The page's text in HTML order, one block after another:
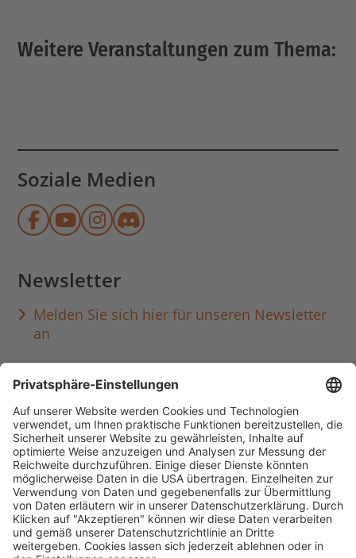
Weitere Veranstaltungen zum Thema:
Soziale Medien
Münchner Stadtbibliothek auf
Münchner Stadtbibliothek auf
Münchner Stadtbibliothek
Münchner
Newsletter
Melden Sie sich hier für unseren Newsletter
an
Häufig aufgerufen
Standorte & Öffnungszeiten
anmelden & ausleihen
Ausbildung & Karriere
Impressum Datenschutz Barrierefreiheit